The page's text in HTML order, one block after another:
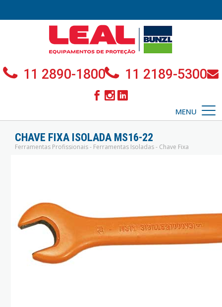
11 2890-1800 11 2189-5300
MENU
CHAVE FIXA ISOLADA MS16-22
Ferramentas Profissionais - Ferramentas Isoladas - Chave Fixa